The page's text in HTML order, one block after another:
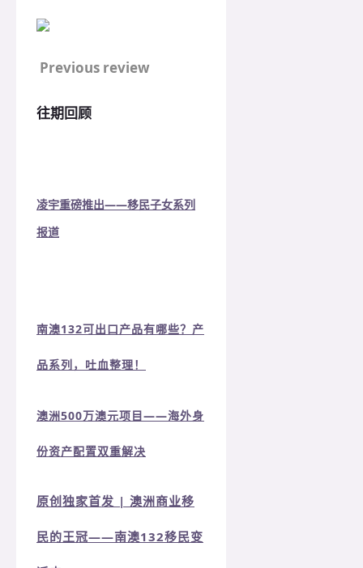
Previous review
往期回顾
凌宇重磅推出——移民子女系列
报道
南澳132可出口产品有哪些？产
品系列，吐血整理！
澳洲500万澳元项目——海外身
份资产配置双重解决
原创独家首发 | 澳洲商业移
民的王冠——南澳132移民变